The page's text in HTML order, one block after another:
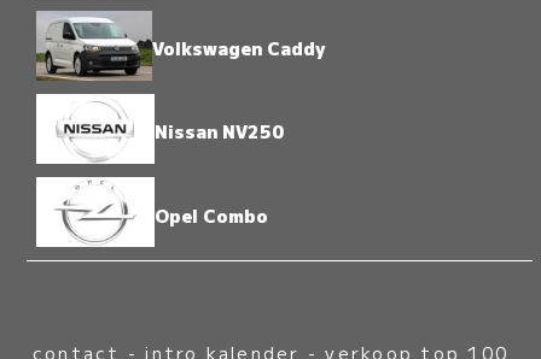
Volkswagen Caddy
Nissan NV250
Opel Combo
contact -intro kalender -verkoop top 100